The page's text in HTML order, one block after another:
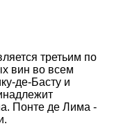
третьим по
вин во всем
де-Басту и
Понте де Лима -